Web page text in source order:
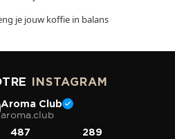
je jouw koffie in balans
INSTAGRAM
Aroma Club
aroma.club
487 289